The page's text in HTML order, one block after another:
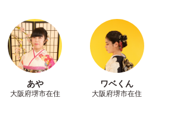
あや
大阪府堺市在住
ワベくん
大阪府堺市在住